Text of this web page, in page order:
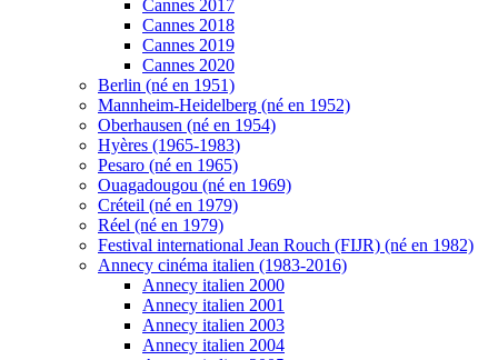
Cannes 2017
Cannes 2018
Cannes 2019
Cannes 2020
Berlin (né en 1951)
Mannheim-Heidelberg (né en 1952)
Oberhausen (né en 1954)
Hyères (1965-1983)
Pesaro (né en 1965)
Ouagadougou (né en 1969)
Créteil (né en 1979)
Réel (né en 1979)
Festival international Jean Rouch (FIJR) (né en 1982)
Annecy cinéma italien (1983-2016)
Annecy italien 2000
Annecy italien 2001
Annecy italien 2003
Annecy italien 2004